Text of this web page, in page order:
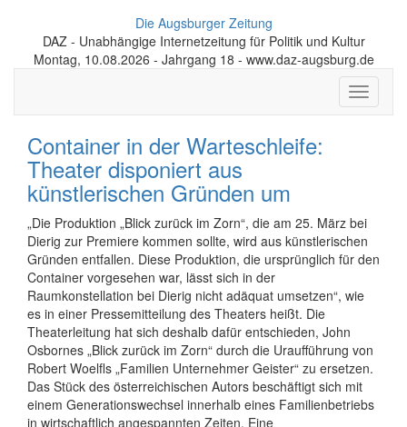
Die Augsburger Zeitung
DAZ - Unabhängige Internetzeitung für Politik und Kultur
Montag, 10.08.2026 - Jahrgang 18 - www.daz-augsburg.de
Toggle
Container in der Warteschleife:
Theater disponiert aus
künstlerischen Gründen um
„Die Produktion „Blick zurück im Zorn“, die am 25. März bei
Dierig zur Premiere kommen sollte, wird aus künstlerischen
Gründen entfallen. Diese Produktion, die ursprünglich für den
Container vorgesehen war, lässt sich in der
Raumkonstellation bei Dierig nicht adäquat umsetzen“, wie
es in einer Pressemitteilung des Theaters heißt. Die
Theaterleitung hat sich deshalb dafür entschieden, John
Osbornes „Blick zurück im Zorn“ durch die Uraufführung von
Robert Woelfls „Familien Unternehmer Geister“ zu ersetzen.
Das Stück des österreichischen Autors beschäftigt sich mit
einem Generationswechsel innerhalb eines Familienbetriebs
in wirtschaftlich angespannten Zeiten. Eine